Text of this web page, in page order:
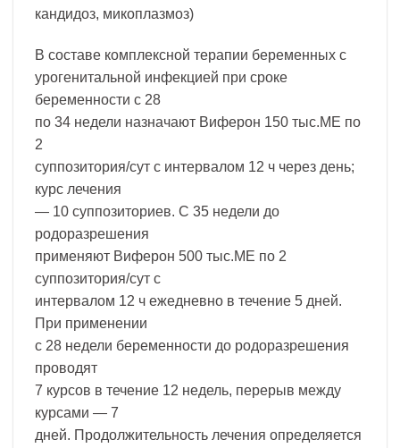
кандидоз, микоплазмоз)
В составе комплексной терапии беременных с
урогенитальной инфекцией при сроке
беременности с 28
по 34 недели назначают Виферон 150 тыс.МЕ по
2
суппозитория/сут с интервалом 12 ч через день;
курс лечения
— 10 суппозиториев. С 35 недели до
родоразрешения
применяют Виферон 500 тыс.МЕ по 2
суппозитория/сут с
интервалом 12 ч ежедневно в течение 5 дней.
При применении
с 28 недели беременности до родоразрешения
проводят
7 курсов в течение 12 недель, перерыв между
курсами — 7
дней. Продолжительность лечения определяется